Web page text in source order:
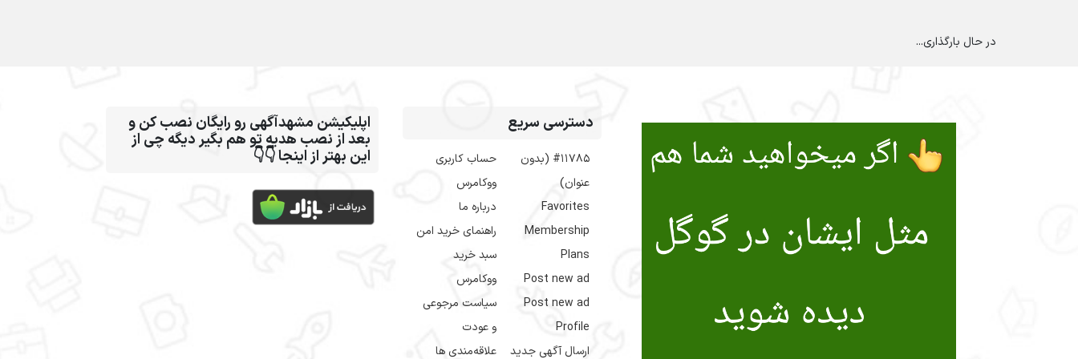
در حال بارگذاری...
دسترسی سریع
#11785 (بدون
عنوان)
Favorites
Membership
Plans
Post new ad
Post new ad
Profile
ارسال آگهی جدید
حساب کاربری
ووکامرس
درباره ما
راهنمای خرید امن
سبد خرید
ووکامرس
سیاست مرجوعی
و عودت
علاقه‌مندی ها
اپلیکیشن مشهدآگهی رو رایگان نصب کن و
بعد از نصب هدیه تو هم بگیر دیگه چی از
این بهتر از اینجا 👇👇